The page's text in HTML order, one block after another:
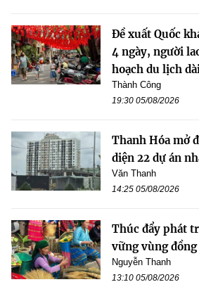
Đề xuất Quốc
4 ngày, người
hoạch du lịch
Thành Công
19:30 05/08/2026
Thanh Hóa mở
diện 22 dự án
Văn Thanh
14:25 05/08/2026
Thúc đẩy phát
vững vùng
Nguyễn Thanh
13:10 05/08/2026